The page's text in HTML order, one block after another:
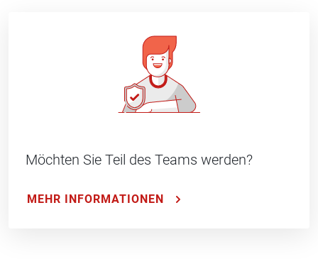
Möchten Sie Teil des Teams werden?
MEHR INFORMATIONEN